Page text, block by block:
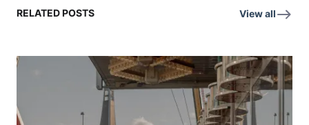
RELATED POSTS View all